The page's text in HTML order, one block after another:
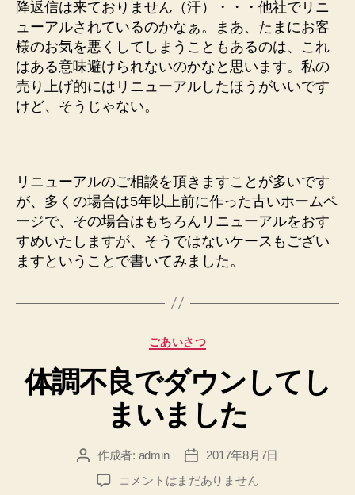
降返信は来ておりません（汗）・・・他社でリニ
ューアルされているのかなぁ。まあ、たまにお客
様のお気を悪くしてしまうこともあるのは、これ
はある意味避けられないのかなと思います。私の
売り上げ的にはリニューアルしたほうがいいです
けど、そうじゃない。
リニューアルのご相談を頂きますことが多いです
が、多くの場合は5年以上前に作った古いホームペ
ージで、その場合はもちろんリニューアルをおす
すめいたしますが、そうではないケースもござい
ますということで書いてみました。
カ
ゴ
リ
ー
ごあいさつ
体調不良でダウンしてし
まいました
投 作成者: admin
投
稿
2017年8月7日
体
コメントはまだありません